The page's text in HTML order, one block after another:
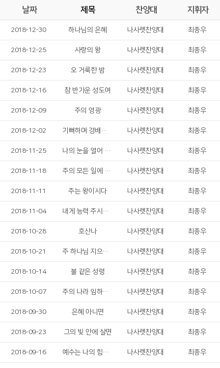
날짜 제목 찬양대 지휘자
2018-12-30 하나님의 은혜 나사렛찬양대 최종우
2018-12-25 사랑의 왕 나사렛찬양대 최종우
2018-12-23 오 거룩한 밤 나사렛찬양대 최종우
2018-12-16 참 반가운 성도여 나사렛찬양대 최종우
2018-12-09 주의 영광 나사렛찬양대 최종우
2018-12-02 기뻐하며 경배하세 나사렛찬양대 최종우
2018-11-25 나의 눈을 열어 주소서 나사렛찬양대 최종우
2018-11-18 주의 모든 일에 감사드리며 나사렛찬양대 최종우
2018-11-11 주는 왕이시다 나사렛찬양대 최종우
2018-11-04 내게 능력 주시는 자 안에서 나사렛찬양대 최종우
2018-10-28 호산나 나사렛찬양대 최종우
2018-10-21 주 하나님 지으신 모든 세계 나사렛찬양대 최종우
2018-10-14 불 같은 성령 나사렛찬양대 최종우
2018-10-07 주의 나라 임하소서 나사렛찬양대 최종우
2018-09-30 은혜 아니면 나사렛찬양대 최종우
2018-09-23 그의 빛 안에 살면 나사렛찬양대 최종우
2018-09-16 예수는 나의 힘이요 나사렛찬양대 최종우